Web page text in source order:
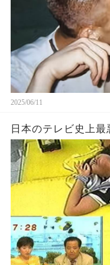
2025/06/11
日本のテレビ史上最